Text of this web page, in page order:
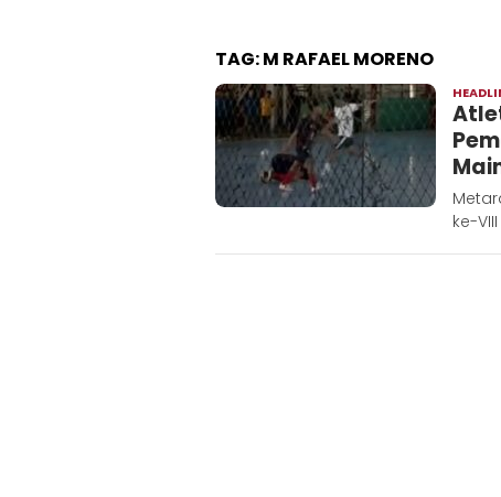
TAG:M RAFAEL MORENO
ke-